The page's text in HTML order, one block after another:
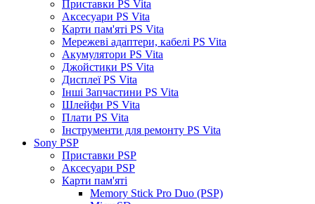
Приставки PS Vita
Аксесуари PS Vita
Карти пам'яті PS Vita
Мережеві адаптери, кабелі PS Vita
Акумулятори PS Vita
Джойстики PS Vita
Дисплеї PS Vita
Інші Запчастини PS Vita
Шлейфи PS Vita
Плати PS Vita
Інструменти для ремонту PS Vita
Sony PSP
Приставки PSP
Аксесуари PSP
Карти пам'яті
Memory Stick Pro Duo (PSP)